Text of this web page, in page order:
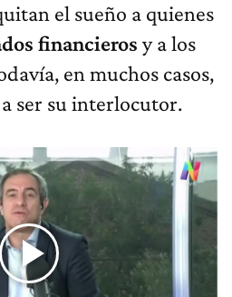
el sueño a quienes
financieros y a los
en muchos casos,
ser su interlocutor.